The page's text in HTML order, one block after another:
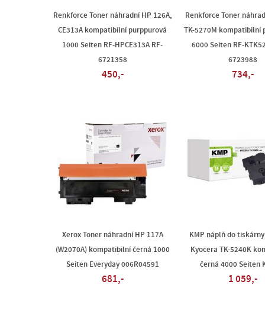
Renkforce Toner náhradní HP 126A,
CE313A kompatibilní purppurová
1000 Seiten RF-HPCE313A RF-
6721358
450,-
Renkforce Toner
TK-5270M kompatibilní
6000 Seiten RF-
6723988
734,-
Xerox Toner náhradní HP 117A
(W2070A) kompatibilní černá 1000
Seiten Everyday 006R04591
681,-
KMP náplň do
Kyocera TK-5240K
černá 4000 Seiten
1 059,-